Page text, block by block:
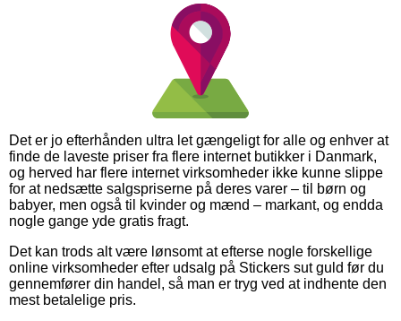
Det er jo efterhånden ultra let gængeligt for alle og enhver at
finde de laveste priser fra flere internet butikker i Danmark,
og herved har flere internet virksomheder ikke kunne slippe
for at nedsætte salgspriserne på deres varer – til børn og
babyer, men også til kvinder og mænd – markant, og endda
nogle gange yde gratis fragt.
Det kan trods alt være lønsomt at efterse nogle forskellige
online virksomheder efter udsalg på Stickers sut guld før du
gennemfører din handel, så man er tryg ved at indhente den
mest betalelige pris.